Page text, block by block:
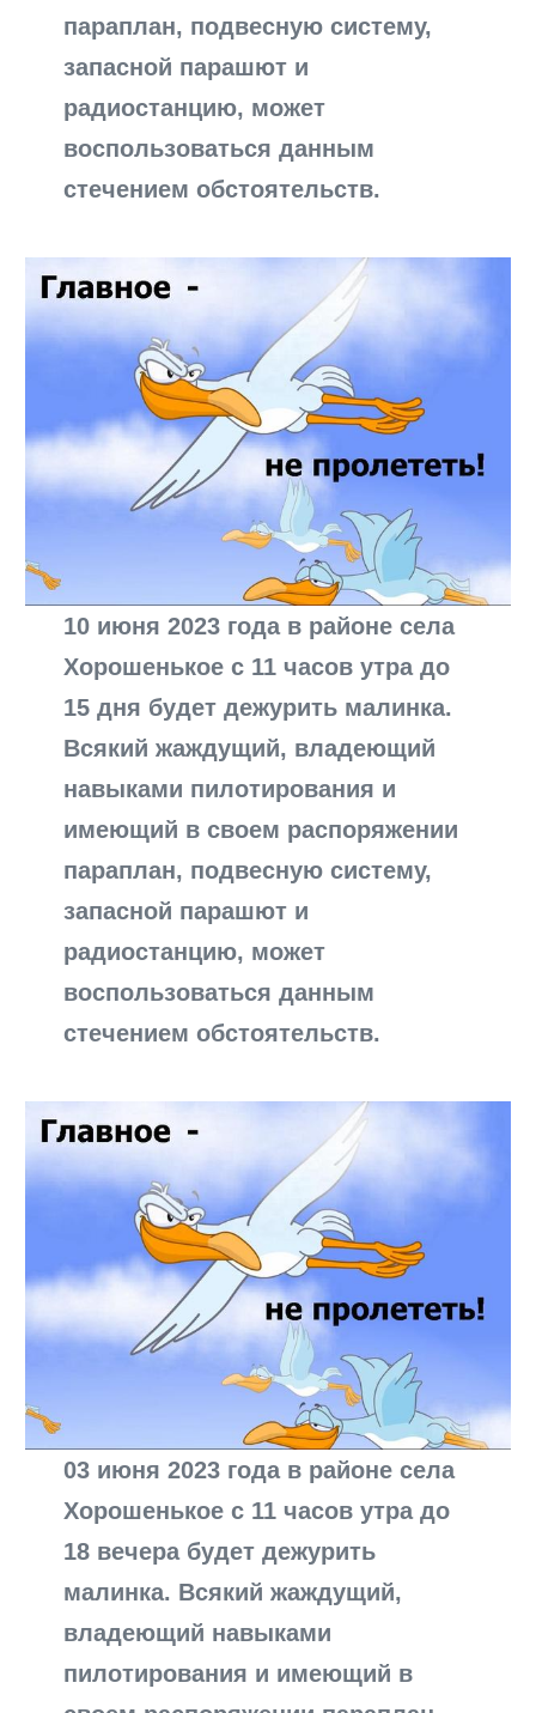
параплан, подвесную систему,
запасной парашют и
радиостанцию, может
воспользоваться данным
стечением обстоятельств.
10 июня 2023 года в районе села
Хорошенькое с 11 часов утра до
15 дня будет дежурить малинка.
Всякий жаждущий, владеющий
навыками пилотирования и
имеющий в своем распоряжении
параплан, подвесную систему,
запасной парашют и
радиостанцию, может
воспользоваться данным
стечением обстоятельств.
03 июня 2023 года в районе села
Хорошенькое с 11 часов утра до
18 вечера будет дежурить
малинка. Всякий жаждущий,
владеющий навыками
пилотирования и имеющий в